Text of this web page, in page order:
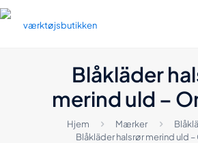
Blåkläder
merind uld –
Hjem Mærker
Blåkläder halsrør merind uld –